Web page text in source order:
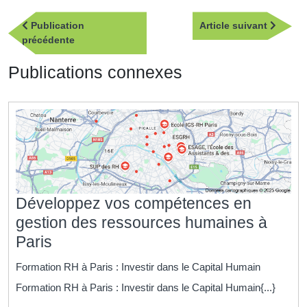
Navigation
de
l’article
Publication
précédentePublication
précédente
Article suivant
Article
Publications connexes
Développez vos compétences en
gestion des ressources humaines à
Paris
vos
compétences
Formation RH à Paris : Investir dans le Capital Humain
Formation RH à Paris : Investir dans le Capital Humain{...}